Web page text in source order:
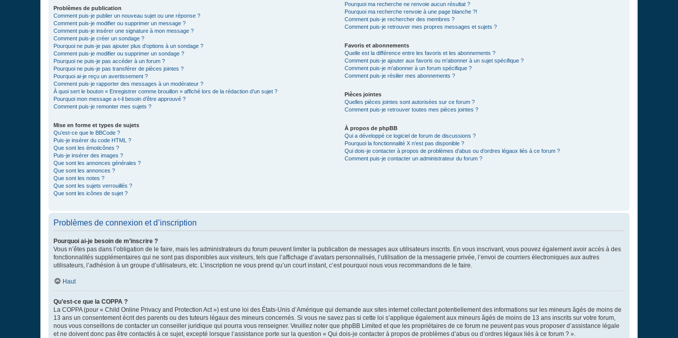
Problèmes de publication
Comment puis-je publier un nouveau sujet ou une réponse ?
Comment puis-je modifier ou supprimer un message ?
Comment puis-je insérer une signature à mon message ?
Comment puis-je créer un sondage ?
Pourquoi ne puis-je pas ajouter plus d’options à un sondage ?
Comment puis-je modifier ou supprimer un sondage ?
Pourquoi ne puis-je pas accéder à un forum ?
Pourquoi ne puis-je pas transférer de pièces jointes ?
Pourquoi ai-je reçu un avertissement ?
Comment puis-je rapporter des messages à un modérateur ?
À quoi sert le bouton « Enregistrer comme brouillon » affiché lors de la rédaction d’un sujet ?
Pourquoi mon message a-t-il besoin d’être approuvé ?
Comment puis-je remonter mes sujets ?
Mise en forme et types de sujets
Qu’est-ce que le BBCode ?
Puis-je insérer du code HTML ?
Que sont les émoticônes ?
Puis-je insérer des images ?
Que sont les annonces générales ?
Que sont les annonces ?
Que sont les notes ?
Que sont les sujets verrouillés ?
Que sont les icônes de sujet ?
Pourquoi ma recherche ne renvoie aucun résultat ?
Pourquoi ma recherche renvoie à une page blanche ?!
Comment puis-je rechercher des membres ?
Comment puis-je retrouver mes propres messages et sujets ?
Favoris et abonnements
Quelle est la différence entre les favoris et les abonnements ?
Comment puis-je ajouter aux favoris ou m’abonner à un sujet spécifique ?
Comment puis-je m’abonner à un forum spécifique ?
Comment puis-je résilier mes abonnements ?
Pièces jointes
Quelles pièces jointes sont autorisées sur ce forum ?
Comment puis-je retrouver toutes mes pièces jointes ?
À propos de phpBB
Qui a développé ce logiciel de forum de discussions ?
Pourquoi la fonctionnalité X n’est pas disponible ?
Qui dois-je contacter à propos de problèmes d’abus ou d’ordres légaux liés à ce forum ?
Comment puis-je contacter un administrateur du forum ?
Problèmes de connexion et d’inscription
Pourquoi ai-je besoin de m’inscrire ?
Vous n’êtes pas dans l’obligation de le faire, mais les administrateurs du forum peuvent limiter la publication de messages aux utilisateurs inscrits. En vous inscrivant, vous pouvez également avoir accès à des
fonctionnalités supplémentaires qui ne sont pas disponibles aux visiteurs, tels que l’affichage d’avatars personnalisés, l’utilisation de la messagerie privée, l’envoi de courriers électroniques aux autres
utilisateurs, l’adhésion à un groupe d’utilisateurs, etc. L’inscription ne vous prend qu’un court instant, c’est pourquoi nous vous recommandons de le faire.
Haut
Qu’est-ce que la COPPA ?
La COPPA (pour « Child Online Privacy and Protection Act ») est une loi des États-Unis d’Amérique qui demande aux sites internet collectant potentiellement des informations sur les mineurs âgés de moins de
13 ans un consentement écrit des parents ou des tuteurs légaux des mineurs concernés. Si vous ne savez pas si cette loi s’applique également aux mineurs âgés de moins de 13 ans inscrits sur votre forum,
nous vous conseillons de contacter un conseiller juridique qui pourra vous renseigner. Veuillez noter que phpBB Limited et que les propriétaires de ce forum ne peuvent pas vous proposer d’assistance légale
et ne doivent donc pas être contactés à ce sujet, excepté lorsque l’assistance porte sur la question « Qui dois-je contacter à propos de problèmes d’abus ou d’ordres légaux liés à ce forum ? ».